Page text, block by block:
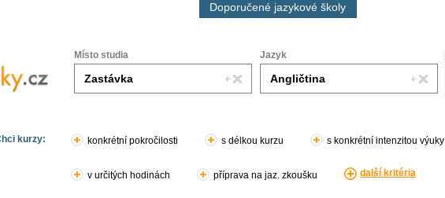
Doporučené jazykové školy
Místo studia Jazyk
kurzy: konkrétní pokročilosti s délkou kurzu s konkrétní intenzitou výuky
v určitých hodinách příprava na jaz. zkoušku další kritéria